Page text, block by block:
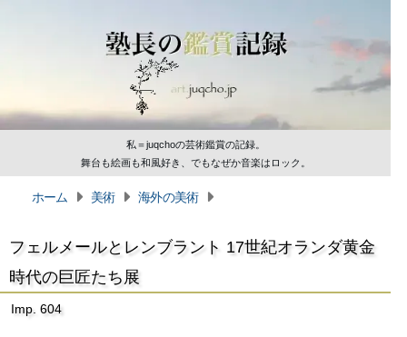
私＝juqchoの芸術鑑賞の記録。
舞台も絵画も和風好き、でもなぜか音楽はロック。
ホーム 美術 海外の美術
フェルメールとレンブラント 17世紀オランダ黄金
時代の巨匠たち展
Imp. 604